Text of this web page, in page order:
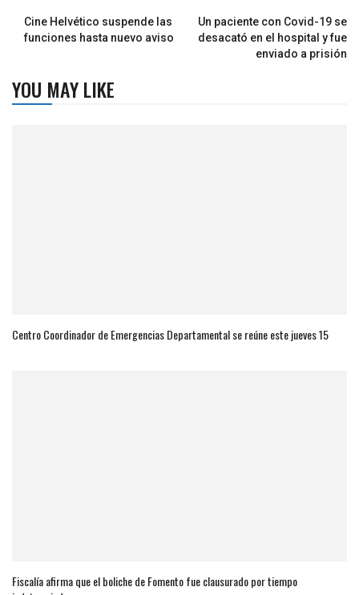
Cine Helvético suspende las
funciones hasta nuevo aviso
Un paciente con Covid-19 se
desacató en el hospital y fue
enviado a prisión
YOU MAY LIKE
Centro Coordinador de Emergencias Departamental se reúne este jueves 15
Fiscalía afirma que el boliche de Fomento fue clausurado por tiempo